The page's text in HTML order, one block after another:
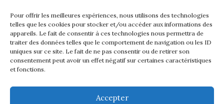
Pour offrir les meilleures expériences, nous utilisons des technologies
telles que les cookies pour stocker et/ou accéder aux informations des
appareils. Le fait de consentir à ces technologies nous permettra de
traiter des données telles que le comportement de navigation ou les ID
uniques sur ce site. Le fait de ne pas consentir ou de retirer son
consentement peut avoir un effet négatif sur certaines caractéristiques
et fonctions.
Accepter
Accueil
Nos Statuts
Plan du site
Contact